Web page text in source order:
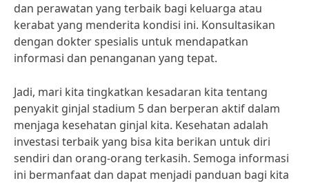
dan perawatan yang terbaik bagi keluarga atau
kerabat yang menderita kondisi ini. Konsultasikan
dengan dokter spesialis untuk mendapatkan
informasi dan penanganan yang tepat.
Jadi, mari kita tingkatkan kesadaran kita tentang
penyakit ginjal stadium 5 dan berperan aktif dalam
menjaga kesehatan ginjal kita. Kesehatan adalah
investasi terbaik yang bisa kita berikan untuk diri
sendiri dan orang-orang terkasih. Semoga informasi
ini bermanfaat dan dapat menjadi panduan bagi kita